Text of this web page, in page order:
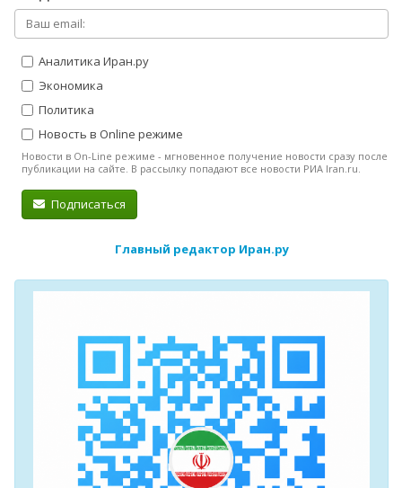
Аналитика Иран.ру
Экономика
Политика
Новость в Online режиме
Новости в On-Line режиме - мгновенное получение новости сразу после
публикации на сайте. В рассылку попадают все новости РИА Iran.ru.
Подписаться
Главный редактор Иран.ру